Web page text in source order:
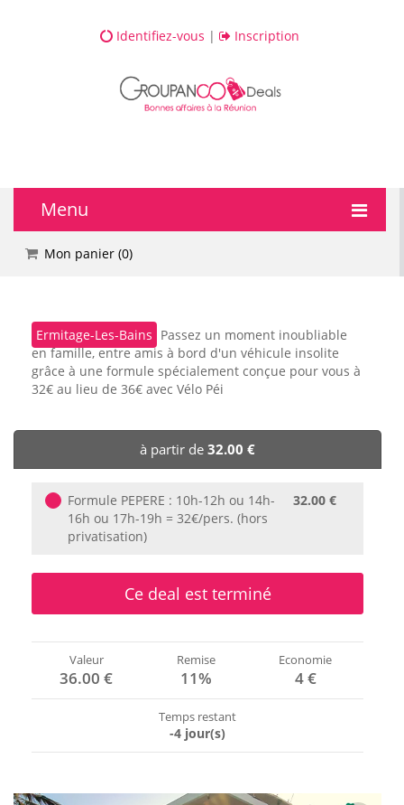
Identifiez-vous | Inscription
Menu
🔥 DEALS
💅 Beauté
🎯 Loisirs
🏨 Hôtels
🎈 Événements
Mon panier (0)
Ermitage-Les-Bains Passez un moment inoubliable
en famille, entre amis à bord d'un véhicule insolite
grâce à une formule spécialement conçue pour vous à
32€ au lieu de 36€ avec Vélo Péi
à partir de 32.00 €
Formule PEPERE : 10h-12h ou 14h-
16h ou 17h-19h = 32€/pers. (hors
privatisation)
32.00 €
Ce deal est terminé
Valeur
36.00 €
Remise
11%
Economie
4 €
Temps restant
-4 jour(s)